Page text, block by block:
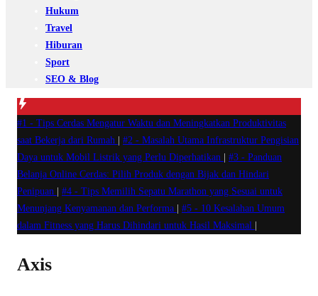
Hukum
Travel
Hiburan
Sport
SEO & Blog
#1 - Tips Cerdas Mengatur Waktu dan Meningkatkan Produktivitas
saat Bekerja dari Rumah
#2 - Masalah Utama Infrastruktur Pengisian
Daya untuk Mobil Listrik yang Perlu Diperhatikan
#3 - Panduan
Belanja Online Cerdas: Pilih Produk dengan Bijak dan Hindari
Penipuan
#4 - Tips Memilih Sepatu Marathon yang Sesuai untuk
Menunjang Kenyamanan dan Performa
#5 - 10 Kesalahan Umum
dalam Fitness yang Harus Dihindari untuk Hasil Maksimal
Axis